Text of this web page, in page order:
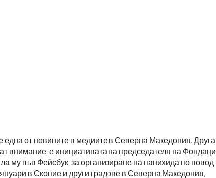
от новините в медиите в Северна Македония.
внимание, е инициативата на председателя на
му във Фейсбук, за организиране на панихида по повод
в Скопие и други градове в Северна Македония,